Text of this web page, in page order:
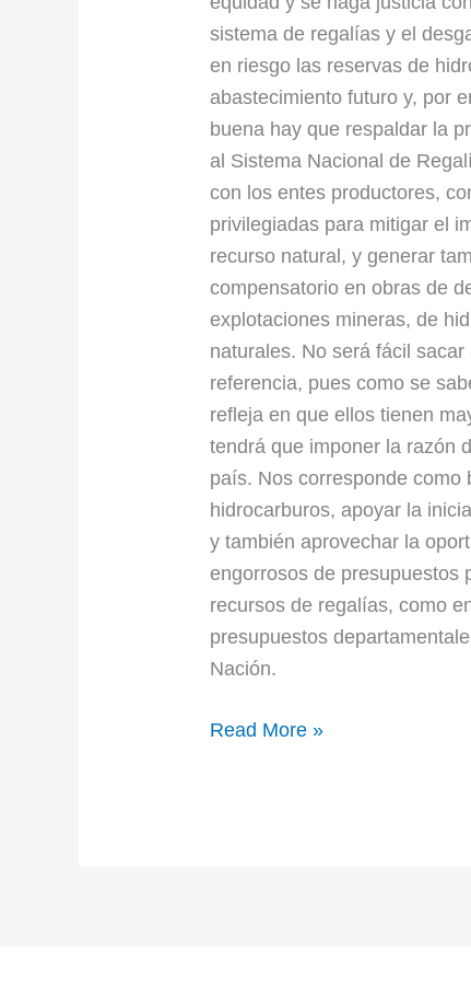
sistema de regalías y el
en riesgo las reservas de
abastecimiento futuro y, por
buena hay que respaldar la
al Sistema Nacional de
con los entes productores,
privilegiadas para mitigar el
recurso natural, y generar
compensatorio en obras de
explotaciones mineras, de
naturales. No será fácil
referencia, pues como se
refleja en que ellos tienen
tendrá que imponer la razón
país. Nos corresponde como
hidrocarburos, apoyar la
y también aprovechar la
engorrosos de presupuestos
recursos de regalías, como
presupuestos
Nación.
Read More »